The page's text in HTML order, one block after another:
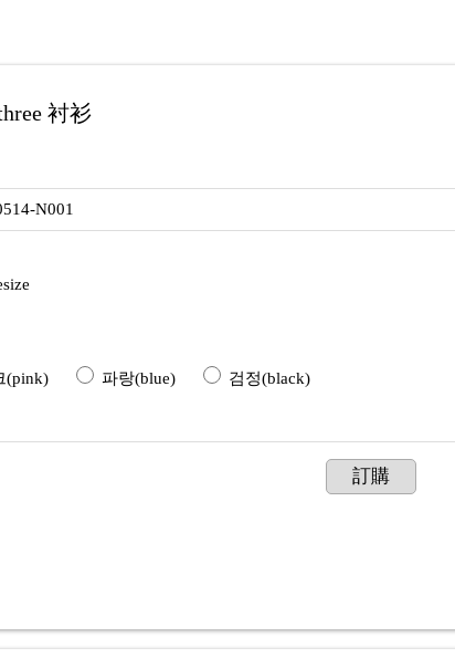
衬衫
N001
(pink)
파랑(blue) 검정(black)
訂購